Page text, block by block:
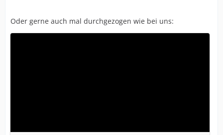
Oder gerne auch mal durchgezogen wie bei uns: